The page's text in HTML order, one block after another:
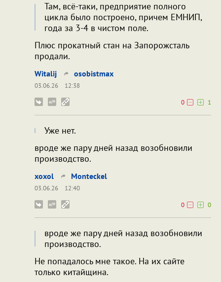
Там, всё-таки, предприятие полного
цикла было построено, причем ЕМНИП,
года за 3-4 в чистом поле.
Плюс прокатный стан на Запорожсталь
продали.
Witalij osobistmax
03.06.26
12:38
0
1
Уже нет.
вроде же пару дней назад возобновили
производство.
xoxol Monteckel
03.06.26
12:40
0
0
вроде же пару дней назад возобновили
производство.
Не попадалось мне такое. На их сайте
только китайщина.